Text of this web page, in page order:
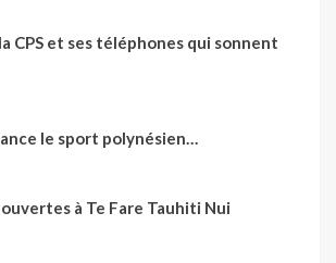
CPS et ses téléphones qui sonnent
le sport polynésien…
à Te Fare Tauhiti Nui